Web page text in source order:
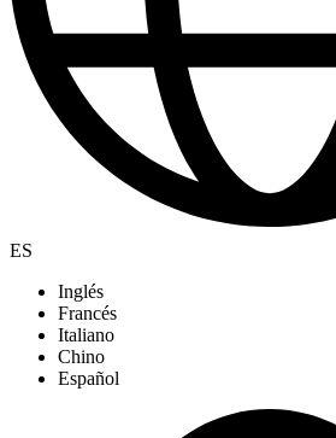
ES
Inglés
Francés
Italiano
Chino
Español